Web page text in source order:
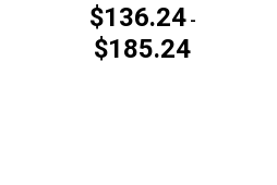
$136.24 -
$185.24Rango